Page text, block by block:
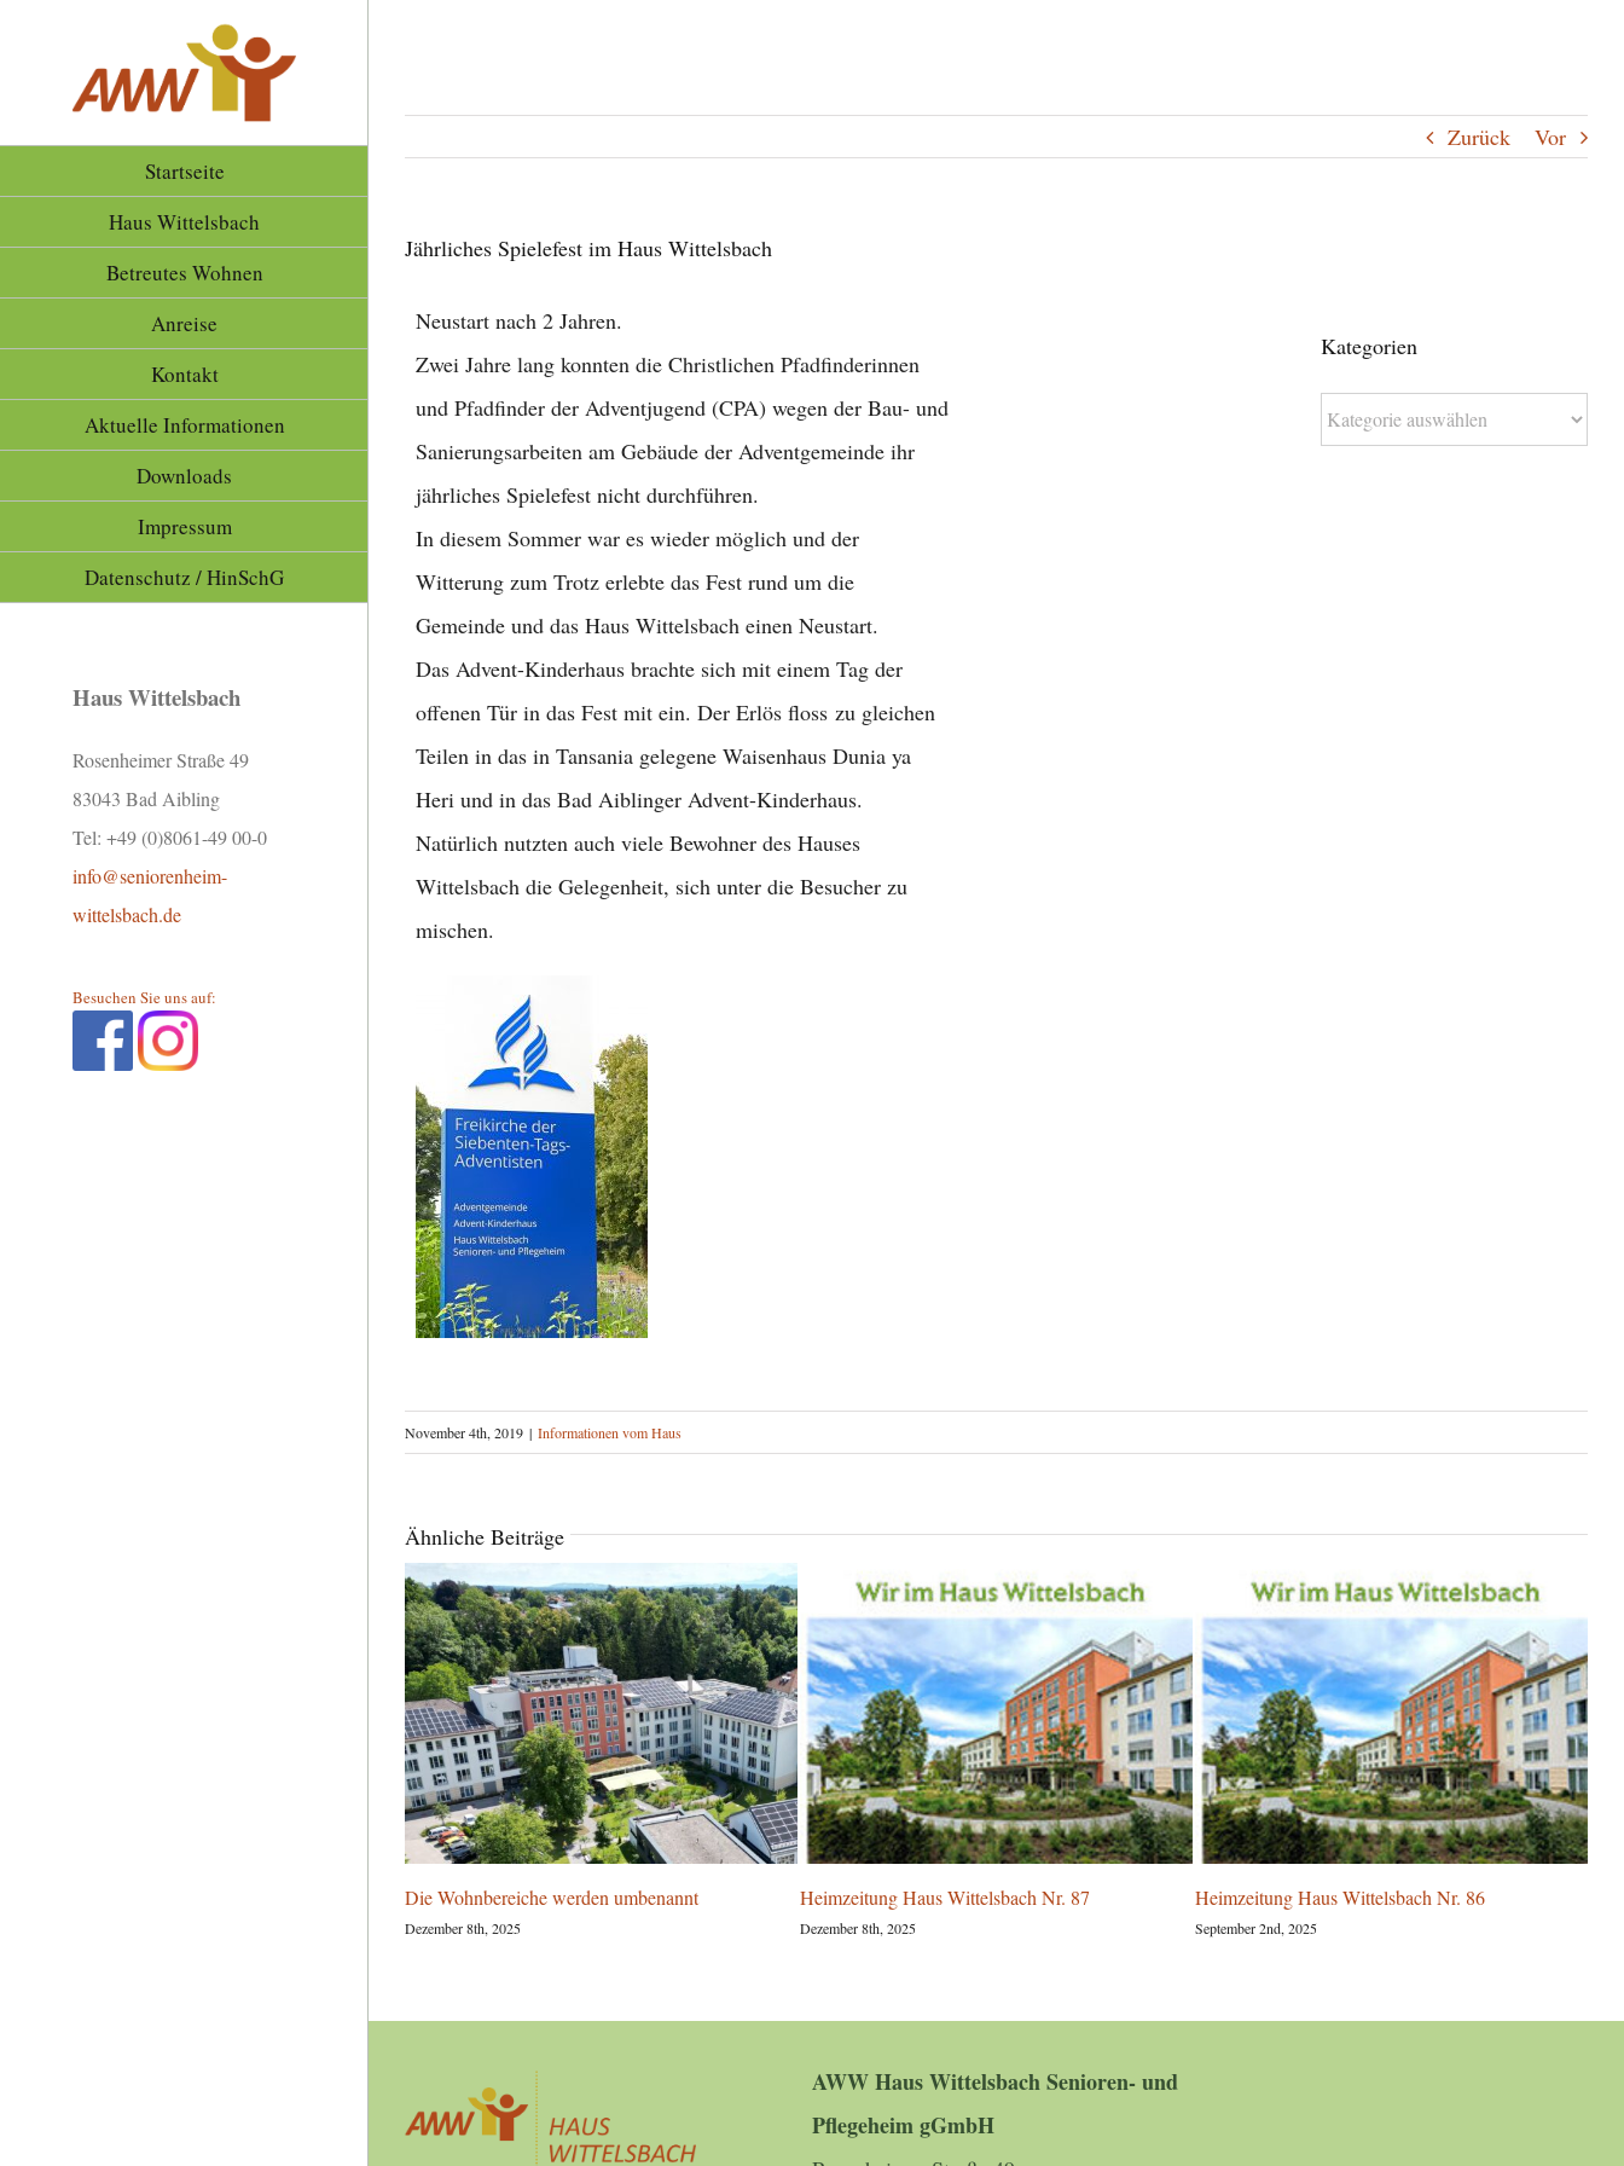
springen
Startseite
Haus Wittelsbach
Betreutes Wohnen
Anreise
Kontakt
Aktuelle Informationen
Downloads
Impressum
Datenschutz / HinSchG
Haus Wittelsbach
Rosenheimer Straße 49
83043 Bad Aibling
Tel: +49 (0)8061-49 00-0
info@seniorenheim-
wittelsbach.de
Besuchen Sie uns auf:
Zurück Vor
Jährliches Spielefest im Haus Wittelsbach
Neustart nach 2 Jahren.
Zwei Jahre lang konnten die Christlichen Pfadfinderinnen
und Pfadfinder der Adventjugend (CPA) wegen der Bau- und
Sanierungsarbeiten am Gebäude der Adventgemeinde ihr
jährliches Spielefest nicht durchführen.
In diesem Sommer war es wieder möglich und der
Witterung zum Trotz erlebte das Fest rund um die
Gemeinde und das Haus Wittelsbach einen Neustart.
Das Advent-Kinderhaus brachte sich mit einem Tag der
offenen Tür in das Fest mit ein. Der Erlös floss zu gleichen
Teilen in das in Tansania gelegene Waisenhaus Dunia ya
Heri und in das Bad Aiblinger Advent-Kinderhaus.
Natürlich nutzten auch viele Bewohner des Hauses
Wittelsbach die Gelegenheit, sich unter die Besucher zu
mischen.
Kategorien
Kategorien
November 4th, 2019 | Informationen vom Haus
Ähnliche Beiträge
Die Wohnbereiche werden umbenannt
Dezember 8th, 2025
Heimzeitung Haus Wittelsbach Nr. 87
Dezember 8th, 2025
Heimzeitung Haus Wittelsbach Nr. 86
September 2nd, 2025
AWW Haus Wittelsbach Senioren- und
Pflegeheim gGmbH